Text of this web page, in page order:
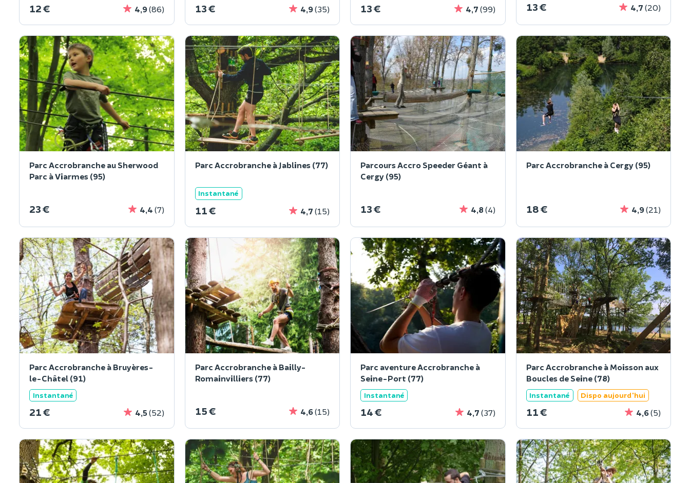
12 € 4,9(86) 13 € 4,9(35) 13 € 4,7 (99) 13 € 4,7 (20)
Parc Accrobranche au Sherwood
Parc à Viarmes (95)
23 € 4,4 (7)
Parc Accrobranche à Jablines (77)
Instantané
11 € 4,7 (15)
Parcours Accro Speeder Géant à
Cergy (95)
13 € 4,8 (4)
Parc Accrobranche à Cergy (95)
18 € 4,9(21)
Parc Accrobranche à Bruyères-
le-Châtel (91)
Instantané
21 € 4,5(52)
Parc Accrobranche à Bailly-
Romainvilliers (77)
15 € 4,6(15)
Parc aventure Accrobranche à
Seine-Port (77)
Instantané
14 € 4,7 (37)
Parc Accrobranche à Moisson aux
Boucles de Seine (78)
Instantané Dispo aujourd'hui
11 € 4,6(5)